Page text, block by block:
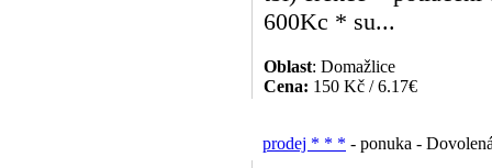
600Kc * su...
Oblast: Domažlice
Cena: 150 Kč / 6.17€
prodej * * * - ponuka -